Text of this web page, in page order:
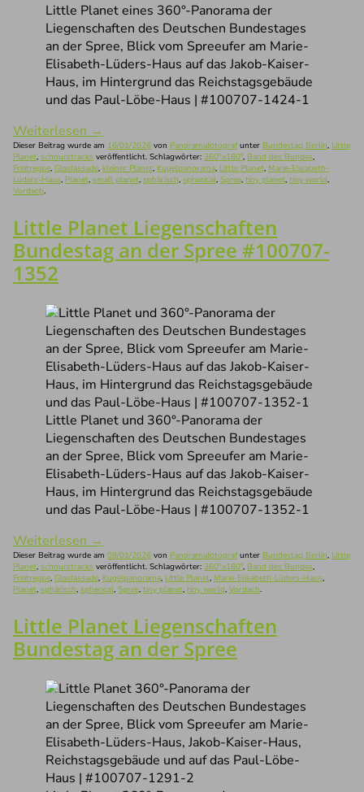
Little Planet eines 360°-Panorama der
Liegenschaften des Deutschen Bundestages
an der Spree, Blick vom Spreeufer am Marie-
Elisabeth-Lüders-Haus auf das Jakob-Kaiser-
Haus, im Hintergrund das Reichstagsgebäude
und das Paul-Löbe-Haus | #100707-1424-1
Weiterlesen →
Dieser Beitrag wurde am 16/01/2026 von Panoramafotografunter Bundestag Berlin, Little
Planet, schnurstracks veröffentlicht. Schlagwörter: 360°x180°, Band des Bundes,
Freitreppe, Glasfassade, kleiner Planet, Kugelpanorama, Little Planet, Marie-Elisabeth-
Lüders-Haus, Planet, small planet, sphärisch, spherical, Spree, tiny planet, tiny world,
Vordach.
Little Planet Liegenschaften
Bundestag an der Spree #100707-
1352
Little Planet und 360°-Panorama der
Liegenschaften des Deutschen Bundestages
an der Spree, Blick vom Spreeufer am Marie-
Elisabeth-Lüders-Haus auf das Jakob-Kaiser-
Haus, im Hintergrund das Reichstagsgebäude
und das Paul-Löbe-Haus | #100707-1352-1
Weiterlesen →
Dieser Beitrag wurde am 08/01/2026 von Panoramafotografunter Bundestag Berlin, Little
Planet, schnurstracks veröffentlicht. Schlagwörter: 360°x180°, Band des Bundes,
Freitreppe, Glasfassade, Kugelpanorama, Little Planet, Marie-Elisabeth-Lüders-Haus,
Planet, sphärisch, spherical, Spree, tiny planet, tiny world, Vordach.
Little Planet Liegenschaften
Bundestag an der Spree